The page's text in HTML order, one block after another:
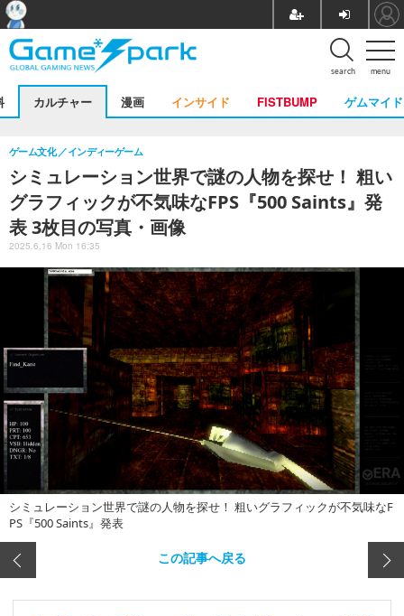
menu
search
カルチャー 漫画 インサイド FISTBUMP ゲムマイド
シミュレーション世界で謎の人物を探せ！ 粗い
グラフィックが不気味なFPS『500 Saints』発
表 3枚目の写真・画像
ゲーム文化 インディーゲーム
2025.6.16 Mon 16:35
シミュレーション世界で謎の人物を探せ！ 粗いグラフィックが不気味なF
PS『500 Saints』発表
この記事へ戻る